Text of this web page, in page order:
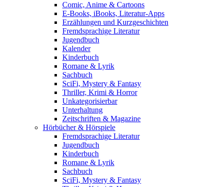
Comic, Anime & Cartoons
E-Books, iBooks, Literatur-Apps
Erzählungen und Kurzgeschichten
Fremdsprachige Literatur
Jugendbuch
Kalender
Kinderbuch
Romane & Lyrik
Sachbuch
SciFi, Mystery & Fantasy
Thriller, Krimi & Horror
Unkategorisierbar
Unterhaltung
Zeitschriften & Magazine
Hörbücher & Hörspiele
Fremdsprachige Literatur
Jugendbuch
Kinderbuch
Romane & Lyrik
Sachbuch
SciFi, Mystery & Fantasy